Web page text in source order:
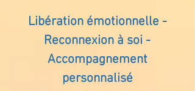
Libération émotionnelle -
Reconnexion à soi -
Accompagnement
personnalisé